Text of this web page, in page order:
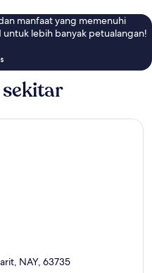
manfaat yang memenuhi
untuk lebih banyak petualangan!
NAY, 63735